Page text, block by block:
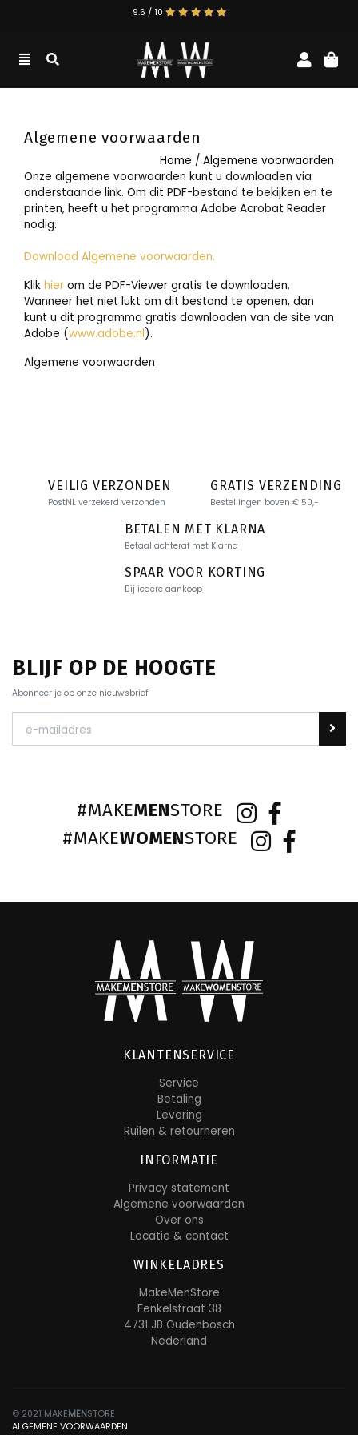
9.6 / 10
ga naar de men store
ga naar de
Toggle navigation
zoeken
Algemene voorwaarden
Home / Algemene voorwaarden
Onze algemene voorwaarden kunt u downloaden via
onderstaande link. Om dit PDF-bestand te bekijken en te
printen, heeft u het programma Adobe Acrobat Reader
nodig.
Download Algemene voorwaarden.
Klik hier om de PDF-Viewer gratis te downloaden.
Wanneer het niet lukt om dit bestand te openen, dan
kunt u dit programma gratis downloaden van de site van
Adobe (www.adobe.nl).
Algemene voorwaarden
VEILIG VERZONDEN
PostNL verzekerd verzonden
GRATIS VERZENDING
Bestellingen boven € 50,-
BETALEN MET KLARNA
Betaal achteraf met Klarna
SPAAR VOOR KORTING
Bij iedere aankoop
BLIJF OP DE HOOGTE
Abonneer je op onze nieuwsbrief
#MAKEMENSTORE
#MAKEWOMENSTORE
KLANTENSERVICE
Service
Betaling
Levering
Ruilen & retourneren
INFORMATIE
Privacy statement
Algemene voorwaarden
Over ons
Locatie & contact
WINKELADRES
MakeMenStore
Fenkelstraat 38
4731 JB Oudenbosch
Nederland
© 2021 MAKEMENSTORE
ALGEMENE VOORWAARDEN